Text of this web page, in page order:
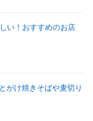
い！おすすめのお店
がけ焼きそばや麦切り